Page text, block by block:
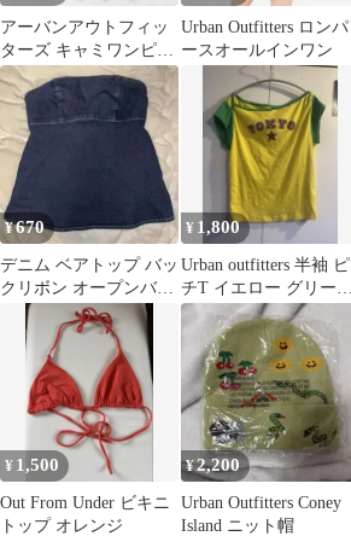
アーバンアウトフィッ
ターズ キャミワンピー
ス XS 黒 インド製 レー
スアップ
Urban Outfitters ロンパ
ースオールインワン
¥670
デニム ベアトップ バッ
クリボン オープンバッ
ク スリット
¥ 1,800
Urban outfitters 半袖 ピ
チT イエロー グリー
ン ギャル 夏
¥ 1,500
Out From Under ビキニ
トップ オレンジ
¥2,200
Urban Outfitters Coney
Island ニット帽